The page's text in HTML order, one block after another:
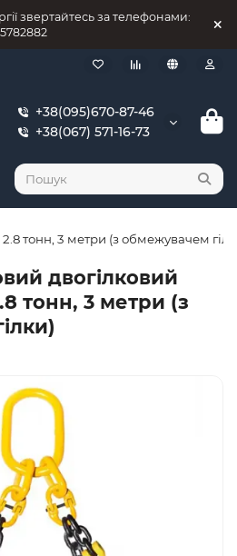
звертайтесь за телефонами:
+38(095)670-87-46
+38(067) 571-16-73
тонн, 3 метри (з обмежувачем
двогілковий
тонн, 3 метри (з